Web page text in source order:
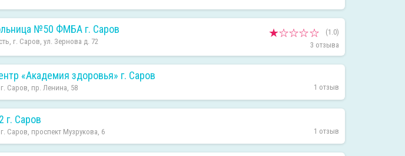
№50 ФМБА г. Саров
г. Саров, ул. Зернова д. 72
(1.0)
3 отзыва
«Академия здоровья» г. Саров
Саров, пр. Ленина, 58 1 отзыв
г. Саров
Саров, проспект Музрукова, 6 1 отзыв